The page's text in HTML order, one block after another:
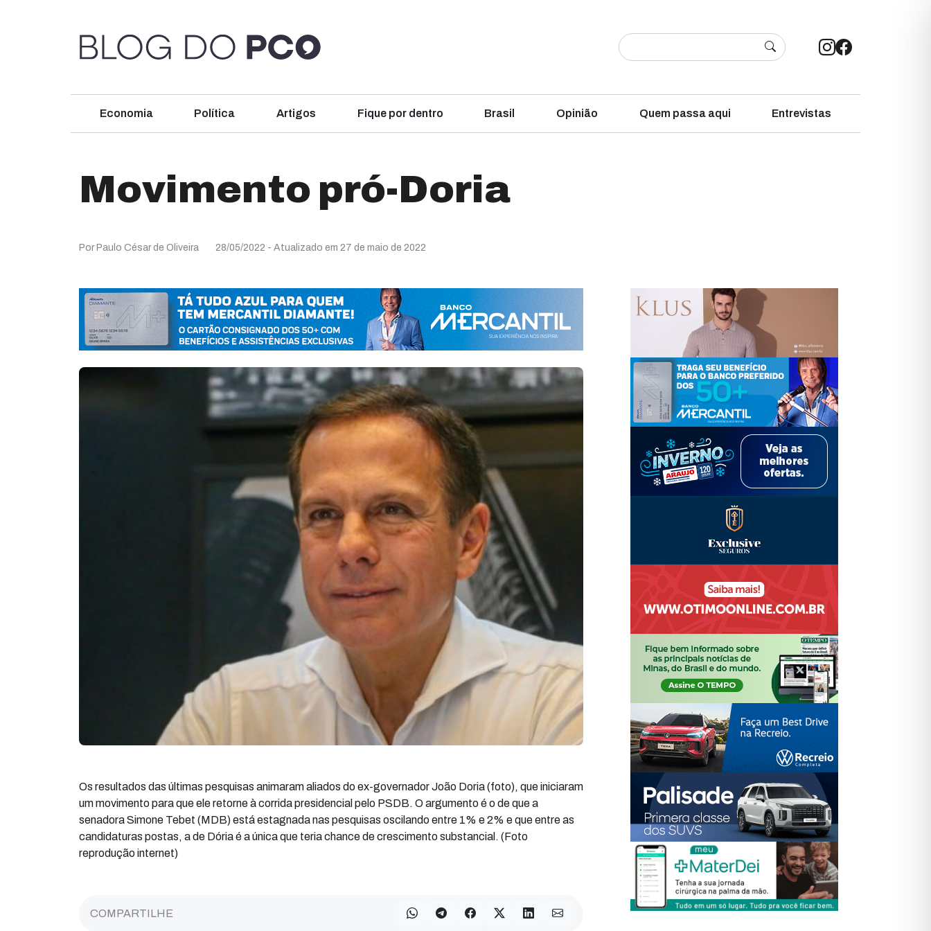
Economia Política Artigos Fique por dentro Brasil Opinião Quem passa aqui Entrevistas
Movimento pró-Doria
Por Paulo César de Oliveira 28/05/2022 - Atualizado em 27 de maio de 2022
Os resultados das últimas pesquisas animaram aliados do ex-governador João Doria (foto), que iniciaram
um movimento para que ele retorne à corrida presidencial pelo PSDB. O argumento é o de que a
senadora Simone Tebet (MDB) está estagnada nas pesquisas oscilando entre 1% e 2% e que entre as
candidaturas postas, a de Dória é a única que teria chance de crescimento substancial. (Foto
reprodução internet)
COMPARTILHE